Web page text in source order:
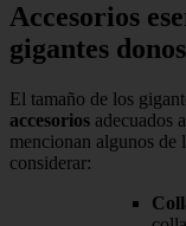
Accesorios
gigantes
El tamaño de los
accesorios adecuados
mencionan algunos de
considerar: